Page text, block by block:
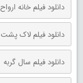
دانلود فیلم خانه ارواح
دانلود فیلم لاک پشت
دانلود فیلم سال گربه